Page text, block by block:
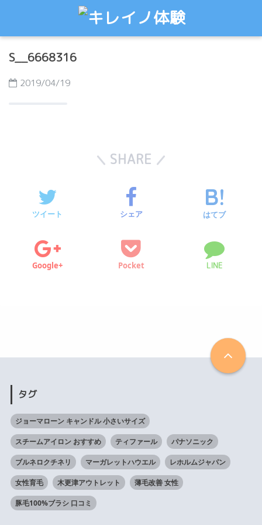
S__6668316
2019/04/19
SHARE
ツイート シェア はてブ
Google+ Pocket LINE
タグ
ジョーマローン キャンドル 小さいサイズ
スチームアイロン おすすめ ティファール パナソニック
ブルネロクチネリ マーガレットハウエル レホルムジャパン
女性育毛 木更津アウトレット 薄毛改善 女性
豚毛100%ブラシ 口コミ